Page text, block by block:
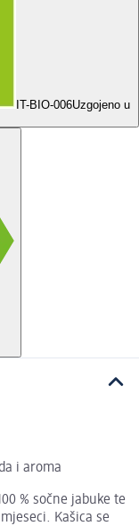
IT-BIO-006Uzgojeno u
i aroma
% sočne jabuke te
Kašica se